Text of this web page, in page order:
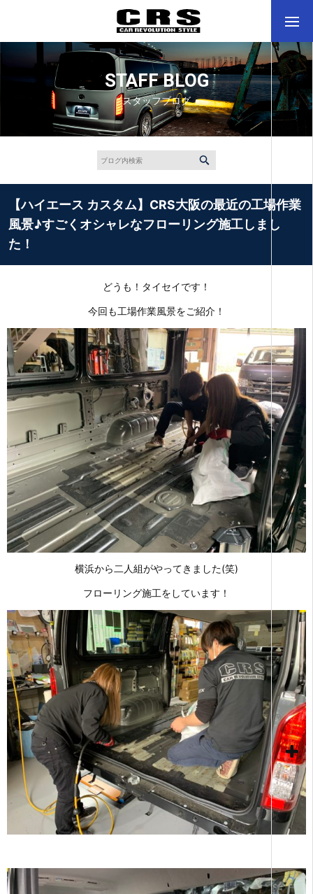
STAFF BLOG
スタッフブログ
【ハイエース カスタム】CRS大阪の最近の工場作業
風景♪すごくオシャレなフローリング施工しまし
た！
どうも！タイセイです！
今回も工場作業風景をご紹介！
横浜から二人組がやってきました(笑)
フローリング施工をしています！